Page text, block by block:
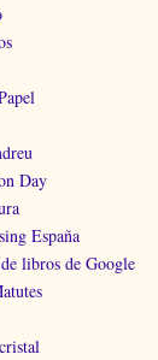
Day
España
libros de Google